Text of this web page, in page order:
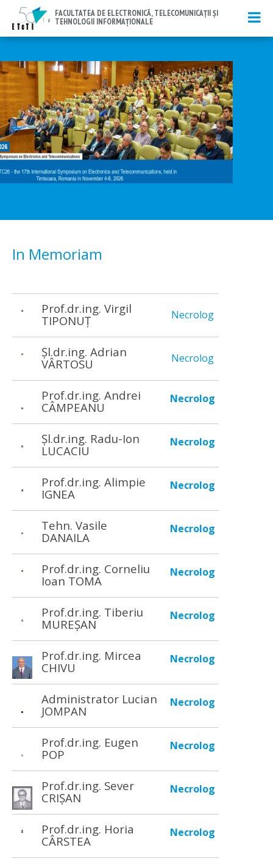
FACULTATEA DE ELECTRONICĂ, TELECOMUNICAŢII ŞI
TEHNOLOGII INFORMAȚIONALE
In Memoriam
Prof.dr.ing. Virgil
TIPONUȚ
Necrolog
Șl.dr.ing. Adrian
VÂRTOSU
Necrolog
Prof.dr.ing. Andrei
CÂMPEANU
Necrolog
Șl.dr.ing. Radu-Ion
LUCACIU
Necrolog
Prof.dr.ing. Alimpie
IGNEA
Necrolog
Tehn. Vasile
DANAILA
Necrolog
Prof.dr.ing. Corneliu
Ioan TOMA
Necrolog
Prof.dr.ing. Tiberiu
MUREȘAN
Necrolog
Prof.dr.ing. Mircea
CHIVU
Necrolog
Administrator Lucian
JOMPAN
Necrolog
Prof.dr.ing. Eugen
POP
Necrolog
Prof.dr.ing. Sever
CRIȘAN
Necrolog
Prof.dr.ing. Horia
CÂRSTEA
Necrolog